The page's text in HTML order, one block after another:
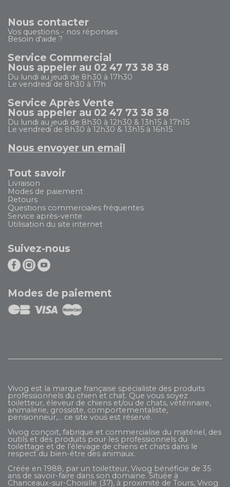
Nous contacter
Vos questions - nos réponses
Besoin d'aide ?
Service Commercial
Nous appeler au 02 47 73 38 38
Du lundi au jeudi de 8h30 à 17h30
Le vendredi de 8h30 à 17h
Service Après Vente
Nous appeler au 02 47 73 38 38
Du lundi au jeudi de 8h30 à 12h30 & 13h15 à 17h15
Le vendredi de 8h30 à 12h30 & 13h15 à 16h15
Nous envoyer un email
Tout savoir
Livraison
Modes de paiement
Retours
Questions commerciales fréquentes
Service après-vente
Utilisation du site internet
Suivez-nous
Modes de paiement
Vivog est la marque française spécialiste des produits
professionnels du chien et chat. Que vous soyez
toiletteur, éleveur de chiens et/ou de chats, vétérinaire,
animalerie, grossiste, comportementaliste,
pensionneur,... ce site vous est réservé.
Vivog conçoit, fabrique et commercialise du matériel, des
outils et des produits pour les professionnels du
toilettage et de l’élevage de chiens et chats dans le
respect du bien-être des animaux.
Créée en 1988, par un toiletteur, Vivog bénéficie de 35
ans de savoir-faire dans son domaine. Située à
Chanceaux-sur-Choisille (37), à proximité de Tours, Vivog